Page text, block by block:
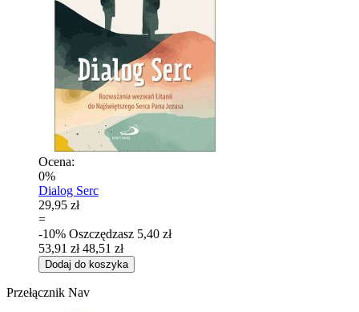
Ocena:
0%
Dialog Serc
29,95 zł
=
-10% Oszczędzasz 5,40 zł
53,91 zł 48,51 zł
Dodaj do koszyka
Przełącznik Nav